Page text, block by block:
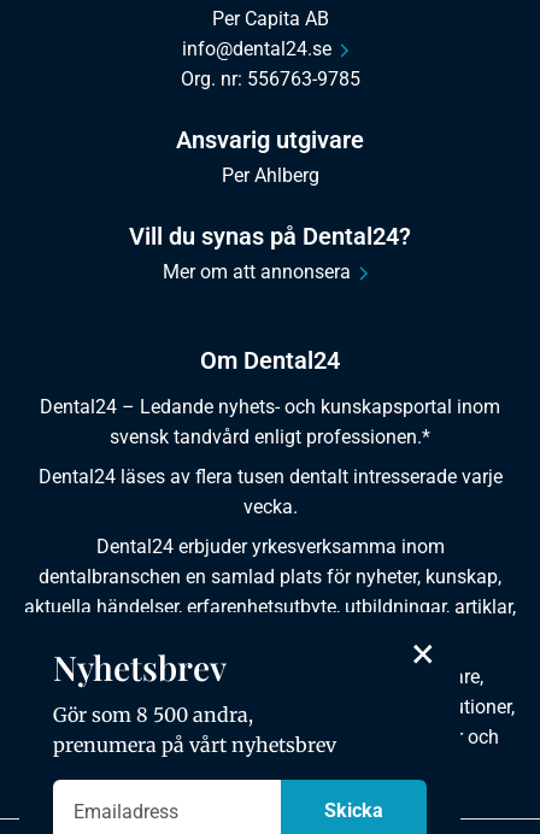
Om Dental24
Dental24 – Ledande nyhets- och kunskapsportal inom
svensk tandvård enligt professionen.*
Dental24 läses av flera tusen dentalt intresserade varje
vecka.
Dental24 erbjuder yrkesverksamma inom
dentalbranschen en samlad plats för nyheter, kunskap,
aktuella händelser, erfarenhetsutbyte, utbildningar, artiklar,
Dental24 produceras i samverkan med tandläkare,
tandhygienister, tandsköterskor, tandtekniker, institutioner,
kursgivare, föreningar, organisationer, leverantörer och
Per Capita AB
info@dental24.se
Org. nr: 556763-9785
Ansvarig utgivare
Per Ahlberg
Vill du synas på Dental24?
Mer om att annonsera
×
Nyhetsbrev
Gör som 8 500 andra,
prenumera på vårt nyhetsbrev